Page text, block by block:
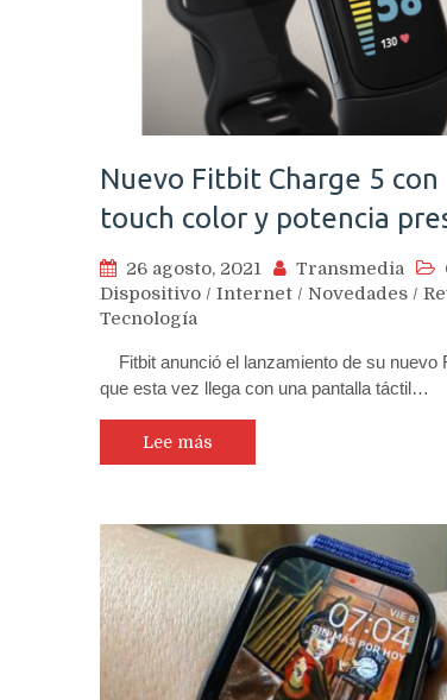
Nuevo Fitbit Charge 5
touch color y potencia
26 agosto, 2021 Transmedia
Dispositivo / Internet / Novedades /
Tecnología
Fitbit anunció el lanzamiento de su nuevo
que esta vez llega con una pantalla táctil…
Lee más